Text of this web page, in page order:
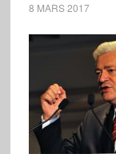
8 MARS 2017